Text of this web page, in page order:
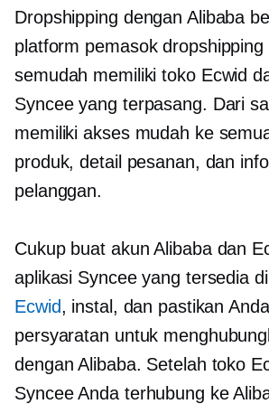
Dropshipping dengan Alibaba
platform pemasok dropshipping
semudah memiliki toko Ecwid
Syncee yang terpasang. Dari
memiliki akses mudah ke
produk, detail pesanan, dan
pelanggan.
Cukup buat akun Alibaba dan
aplikasi Syncee yang tersedia di
Ecwid, instal, dan pastikan
persyaratan untuk
dengan Alibaba. Setelah toko
Syncee Anda terhubung ke